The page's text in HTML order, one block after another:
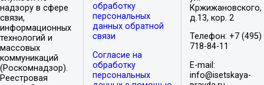
надзору в сфере
связи,
информационных
технологий и
массовых
коммуникаций
(Роскомнадзор).
Реестровая
обработку
персональных
данных обратной
связи
Согласие на
обработку
персональных
Кржижановского,
д.13, кор. 2
Телефон: +7 (495)
718-84-11
E-mail:
info@isetskaya-